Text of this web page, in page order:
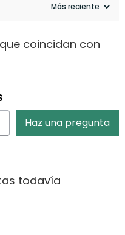
coincidan con
Haz una pregunta
todavía